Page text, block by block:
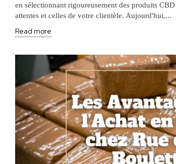
en sélectionnant rigoureusement des produits
attentes et celles de votre clientèle. Aujourd'hui,...
Read more